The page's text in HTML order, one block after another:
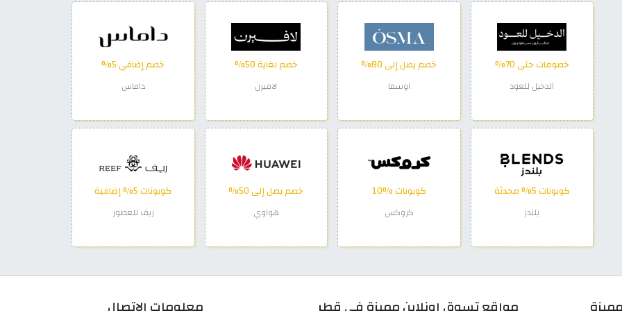
خصومات حتى 70%
الدخيل للعود
خصم يصل إلى 80%
اوسما
خصم لغاية 50%
لافيرن
خصم إضافي 5%
داماس
كوبونات 5% محدثة
بلندز
كوبونات %10
كروكس
خصم يصل إلى 50%
هواوي
كوبونات 5% إضافية
ريف للعطور